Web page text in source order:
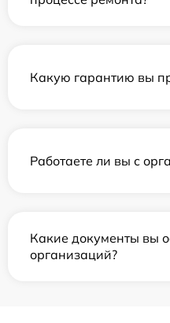
Какую гарантию вы
Работаете ли вы с
Какие документы вы
организаций?